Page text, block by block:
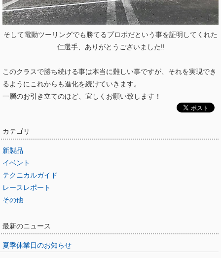
そして電動ツーリングでも勝てるプロポだという事を証明してくれた
仁選手、ありがとうございました‼︎
このクラスで勝ち続ける事は本当に難しい事ですが、それを実現でき
るようにこれからも進化を続けていきます。
一層のお引き立てのほど、宜しくお願い致します！
カテゴリ
新製品
イベント
テクニカルガイド
レースレポート
その他
最新のニュース
夏季休業日のお知らせ